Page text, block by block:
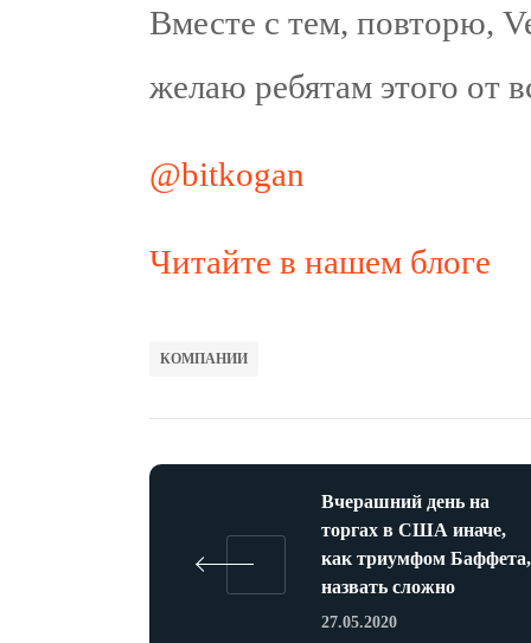
Вместе с тем, повторю,
желаю ребятам этого от
@bitkogan
Читайте в нашем блоге
КОМПАНИИ
Вчерашний день на
торгах в США иначе,
как триумфом Баффета,
назвать сложно
27.05.2020